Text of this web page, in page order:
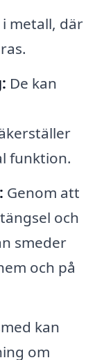
metall, där
De kan
funktion.
Genom att
och
smeder
och på
kan
om